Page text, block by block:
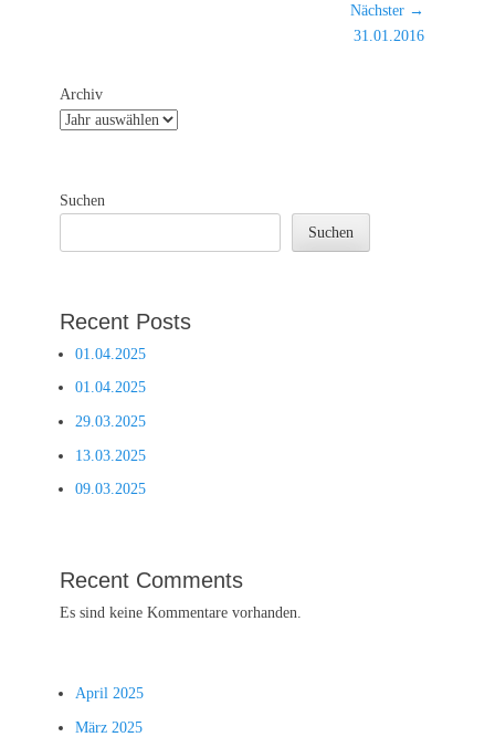
Nächster →
31.01.2016
Archiv
Suchen
Suchen
Recent Posts
01.04.2025
01.04.2025
29.03.2025
13.03.2025
09.03.2025
Recent Comments
Es sind keine Kommentare vorhanden.
April 2025
März 2025